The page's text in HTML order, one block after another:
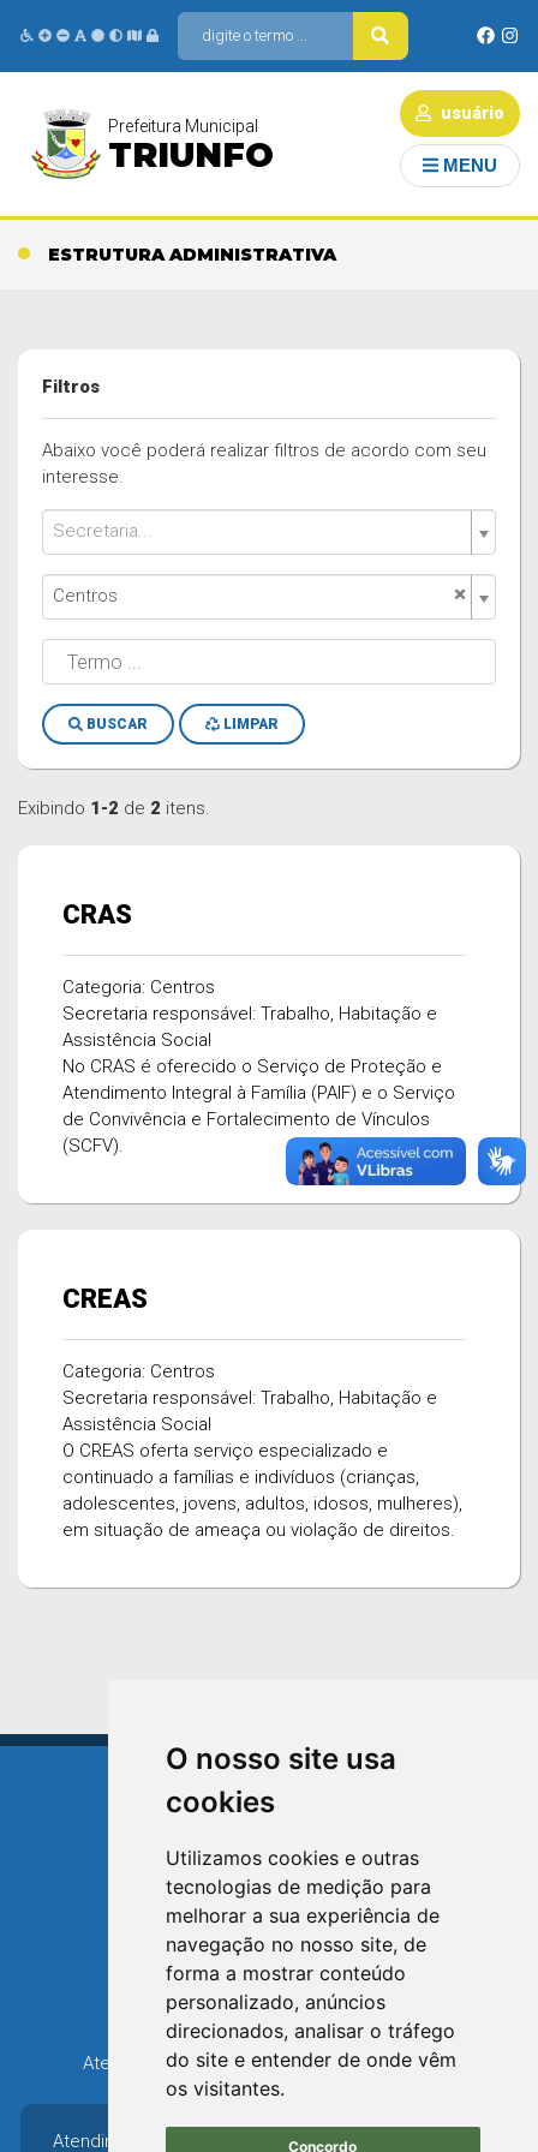
O nosso site usa
cookies
Utilizamos cookies e outras
tecnologias de medição para
melhorar a sua experiência de
navegação no nosso site, de
forma a mostrar conteúdo
personalizado, anúncios
direcionados, analisar o tráfego
do site e entender de onde vêm
os visitantes.
Concordo
usuário
Prefeitura Municipal
TRIUNFO MENU
ESTRUTURA ADMINISTRATIVA
Exibindo 1-2 de 2 itens.
CRAS
Categoria: Centros
Secretaria responsável: Trabalho, Habitação e
Assistência Social
No CRAS é oferecido o Serviço de Proteção e
Atendimento Integral à Família (PAIF) e o Serviço
de Convivência e Fortalecimento de Vínculos
(SCFV).
CREAS
Categoria: Centros
Secretaria responsável: Trabalho, Habitação e
Assistência Social
O CREAS oferta serviço especializado e
continuado a famílias e indivíduos (crianças,
adolescentes, jovens, adultos, idosos, mulheres),
em situação de ameaça ou violação de direitos.
Filtros
Abaixo você poderá realizar filtros de acordo com seu
interesse.
Secretaria...
×
Centros
BUSCAR LIMPAR
TRIUNFO
RIO GRANDE DO SUL
Avenida XV de Novembro, 15
Bairro Centro - Triunfo/RS
Telefone: (51) 3654-6308
Atendimento: 8h30 até 12h e 13h30 até 16h36
Atendimento: 8h30 até